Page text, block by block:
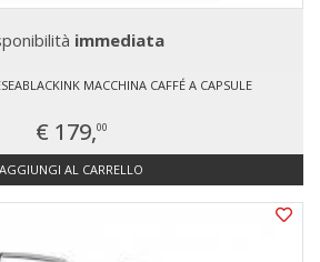
immediata
MACCHINA CAFFÉ A CAPSULE
€ 179,00
AGGIUNGI AL CARRELLO